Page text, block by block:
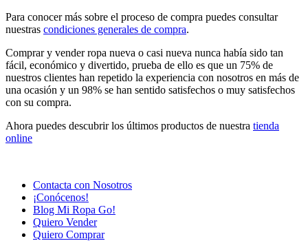
Para conocer más sobre el proceso de compra puedes consultar
nuestras condiciones generales de compra.
Comprar y vender ropa nueva o casi nueva nunca había sido tan
fácil, económico y divertido, prueba de ello es que un 75% de
nuestros clientes han repetido la experiencia con nosotros en más de
una ocasión y un 98% se han sentido satisfechos o muy satisfechos
con su compra.
Ahora puedes descubrir los últimos productos de nuestra tienda
online
Contacta con Nosotros
¡Conócenos!
Blog Mi Ropa Go!
Quiero Vender
Quiero Comprar